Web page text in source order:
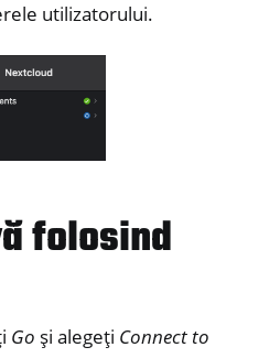
utilizatorului.
folosind
Go și alegeți Connect to